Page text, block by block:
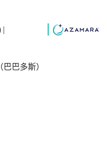
|
巴多斯）